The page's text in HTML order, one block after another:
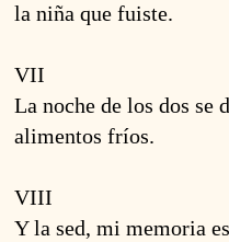
la niña que fuiste.
VII
La noche de los dos se
alimentos fríos.
VIII
Y la sed, mi memoria